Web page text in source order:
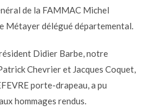
de la FAMMAC Michel
Métayer délégué départemental.
Didier Barbe, notre
Chevrier et Jacques Coquet,
porte-drapeau, a pu
hommages rendus.